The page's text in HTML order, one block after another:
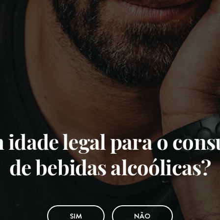
idade legal para o
de bebidas alcoólicas?
SIM NÃO